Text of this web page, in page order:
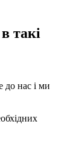
такі
до нас і ми